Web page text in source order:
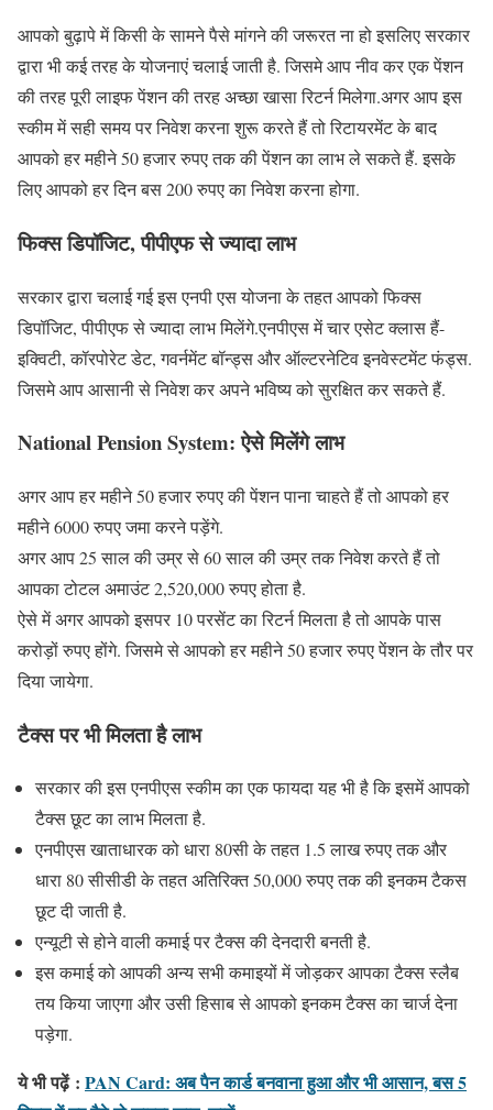
आपको बुढ़ापे में किसी के सामने पैसे मांगने की जरूरत ना हो इसलिए सरकार
द्वारा भी कई तरह के योजनाएं चलाई जाती है. जिसमे आप नीव कर एक पेंशन
की तरह पूरी लाइफ पेंशन की तरह अच्छा खासा रिटर्न मिलेगा.अगर आप इस
स्कीम में सही समय पर निवेश करना शुरू करते हैं तो रिटायरमेंट के बाद
आपको हर महीने 50 हजार रुपए तक की पेंशन का लाभ ले सकते हैं. इसके
लिए आपको हर दिन बस 200 रुपए का निवेश करना होगा.
फिक्स डिपॉजिट, पीपीएफ से ज्यादा लाभ
सरकार द्वारा चलाई गई इस एनपी एस योजना के तहत आपको फिक्स
डिपॉजिट, पीपीएफ से ज्यादा लाभ मिलेंगे.एनपीएस में चार एसेट क्लास हैं-
इक्विटी, कॉरपोरेट डेट, गवर्नमेंट बॉन्ड्स और ऑल्टरनेटिव इनवेस्टमेंट फंड्स.
जिसमे आप आसानी से निवेश कर अपने भविष्य को सुरक्षित कर सकते हैं.
National Pension System: ऐसे मिलेंगे लाभ
अगर आप हर महीने 50 हजार रुपए की पेंशन पाना चाहते हैं तो आपको हर
महीने 6000 रुपए जमा करने पड़ेंगे.
अगर आप 25 साल की उम्र से 60 साल की उम्र तक निवेश करते हैं तो
आपका टोटल अमाउंट 2,520,000 रुपए होता है.
ऐसे में अगर आपको इसपर 10 परसेंट का रिटर्न मिलता है तो आपके पास
करोड़ों रुपए होंगे. जिसमे से आपको हर महीने 50 हजार रुपए पेंशन के तौर पर
दिया जायेगा.
टैक्स पर भी मिलता है लाभ
सरकार की इस एनपीएस स्कीम का एक फायदा यह भी है कि इसमें आपको
टैक्स छूट का लाभ मिलता है.
एनपीएस खाताधारक को धारा 80सी के तहत 1.5 लाख रुपए तक और
धारा 80 सीसीडी के तहत अतिरिक्त 50,000 रुपए तक की इनकम टैकस
छूट दी जाती है.
एन्यूटी से होने वाली कमाई पर टैक्स की देनदारी बनती है.
इस कमाई को आपकी अन्य सभी कमाइयों में जोड़कर आपका टैक्स स्लैब
तय किया जाएगा और उसी हिसाब से आपको इनकम टैक्स का चार्ज देना
पड़ेगा.
ये भी पढ़ें : PAN Card: अब पैन कार्ड बनवाना हुआ और भी आसान, बस 5